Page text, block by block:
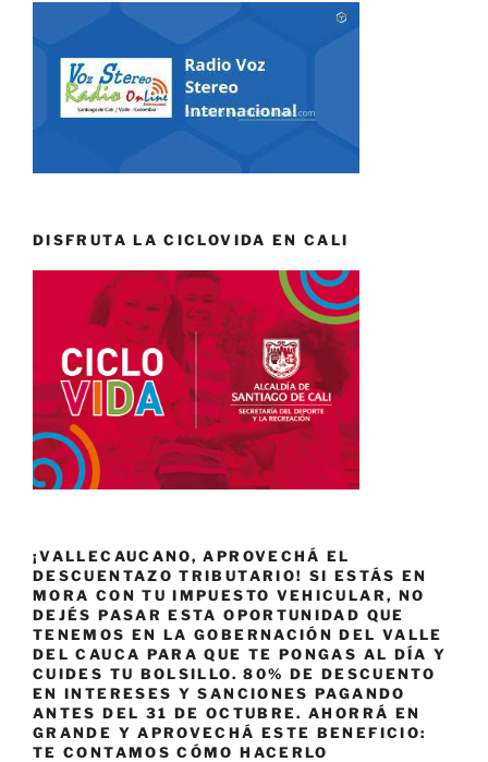
DISFRUTA LA CICLOVIDA EN CALI
¡VALLECAUCANO, APROVECHÁ EL
DESCUENTAZO TRIBUTARIO! SI ESTÁS EN
MORA CON TU IMPUESTO VEHICULAR, NO
DEJÉS PASAR ESTA OPORTUNIDAD QUE
TENEMOS EN LA GOBERNACIÓN DEL VALLE
DEL CAUCA PARA QUE TE PONGAS AL DÍA Y
CUIDES TU BOLSILLO. 80% DE DESCUENTO
EN INTERESES Y SANCIONES PAGANDO
ANTES DEL 31 DE OCTUBRE. AHORRÁ EN
GRANDE Y APROVECHÁ ESTE BENEFICIO:
TE CONTAMOS CÓMO HACERLO